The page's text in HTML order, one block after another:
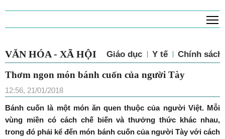
VĂN HÓA - XÃ HỘI Giáo dục Y tế Chính sách
Thơm ngon món bánh cuốn của người Tày
12:56, 21/01/2018
Bánh cuốn là một món ăn quen thuộc của người Việt. Mỗi
vùng miền có cách chế biến và thưởng thức khác nhau,
trong đó phải kể đến món bánh cuốn của người Tày với cách